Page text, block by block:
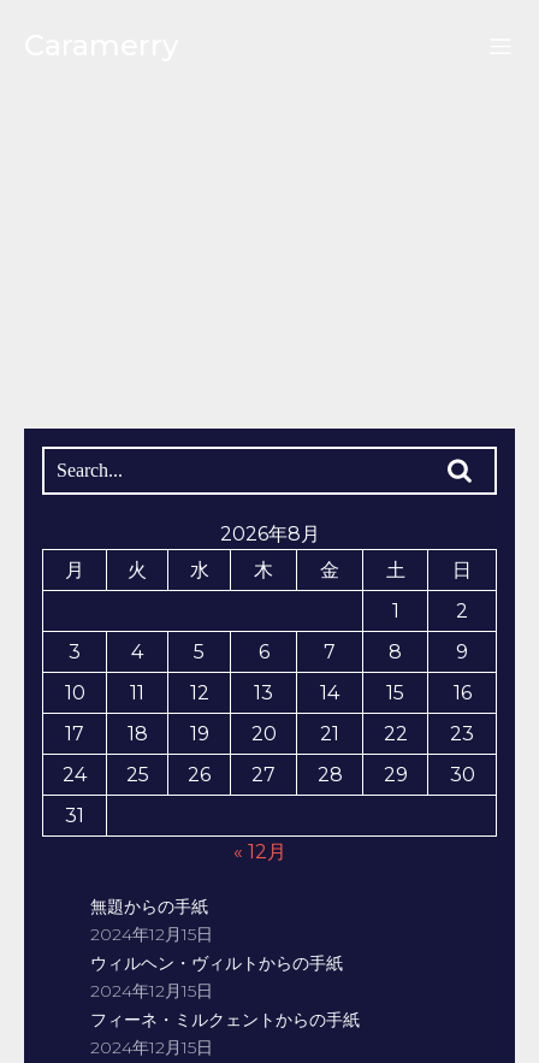
2026年8月
月
火 水 木 金 土
日
1
2
3
4 5 6 7 8
9
10
11 12 13 14 15
16
17
18 19 20 21 22
23
24
25 26 27 28 29
30
31
« 12月
無題からの手紙
2024年12月15日
ウィルヘン・ヴィルトからの手紙
2024年12月15日
フィーネ・ミルクェントからの手紙
2024年12月15日